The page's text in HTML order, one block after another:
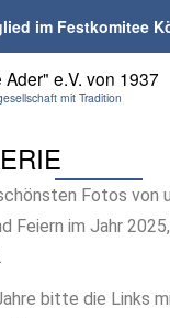
im Festkomitee
Ader" e.V. von 1937
mit Tradition
Fotos von
Feiern im Jahr
bitte die Links